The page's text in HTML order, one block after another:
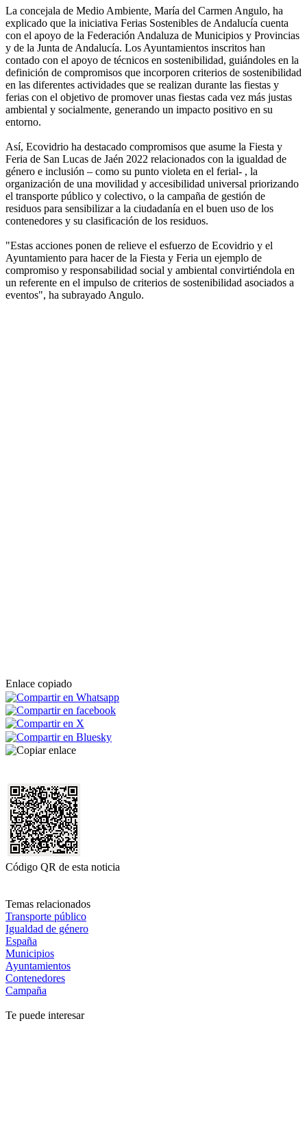
La concejala de Medio Ambiente, María del Carmen Angulo, ha
explicado que la iniciativa Ferias Sostenibles de Andalucía cuenta
con el apoyo de la Federación Andaluza de Municipios y Provincias
y de la Junta de Andalucía. Los Ayuntamientos inscritos han
contado con el apoyo de técnicos en sostenibilidad, guiándoles en la
definición de compromisos que incorporen criterios de sostenibilidad
en las diferentes actividades que se realizan durante las fiestas y
ferias con el objetivo de promover unas fiestas cada vez más justas
ambiental y socialmente, generando un impacto positivo en su
entorno.
Así, Ecovidrio ha destacado compromisos que asume la Fiesta y
Feria de San Lucas de Jaén 2022 relacionados con la igualdad de
género e inclusión – como su punto violeta en el ferial- , la
organización de una movilidad y accesibilidad universal priorizando
el transporte público y colectivo, o la campaña de gestión de
residuos para sensibilizar a la ciudadanía en el buen uso de los
contenedores y su clasificación de los residuos.
"Estas acciones ponen de relieve el esfuerzo de Ecovidrio y el
Ayuntamiento para hacer de la Fiesta y Feria un ejemplo de
compromiso y responsabilidad social y ambiental convirtiéndola en
un referente en el impulso de criterios de sostenibilidad asociados a
eventos", ha subrayado Angulo.
Enlace copiado
Código QR de esta noticia
Temas relacionados
Transporte público
Igualdad de género
España
Municipios
Ayuntamientos
Contenedores
Campaña
Te puede interesar